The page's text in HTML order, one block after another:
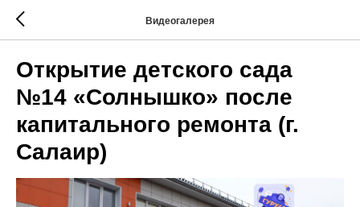
Видеогалерея
Открытие детского сада
№14 «Солнышко» после
капитального ремонта (г.
Салаир)